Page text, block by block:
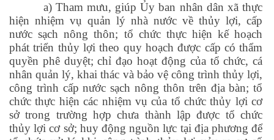
a) Tham mưu, giúp Ủy ban nhân dân xã thực
hiện nhiệm vụ quản lý nhà nước về thủy lợi, cấp
nước sạch nông thôn; tổ chức thực hiện kế hoạch
phát triển thủy lợi theo quy hoạch được cấp có thẩm
quyền phê duyệt; chỉ đạo hoạt động của tổ chức, cá
nhân quản lý, khai thác và bảo vệ công trình thủy lợi,
công trình cấp nước sạch nông thôn trên địa bàn; tổ
chức thực hiện các nhiệm vụ của tổ chức thủy lợi cơ
sở trong trường hợp chưa thành lập được tổ chức
thủy lợi cơ sở; huy động nguồn lực tại địa phương để